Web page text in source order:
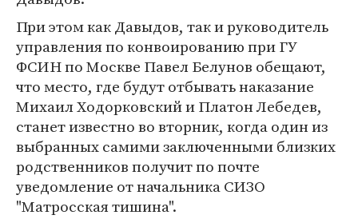
При этом как Давыдов, так и руководитель
управления по конвоированию при ГУ
ФСИН по Москве Павел Белунов обещают,
что место, где будут отбывать наказание
Михаил Ходорковский и Платон Лебедев,
станет известно во вторник, когда один из
выбранных самими заключенными близких
родственников получит по почте
уведомление от начальника СИЗО
"Матросская тишина".